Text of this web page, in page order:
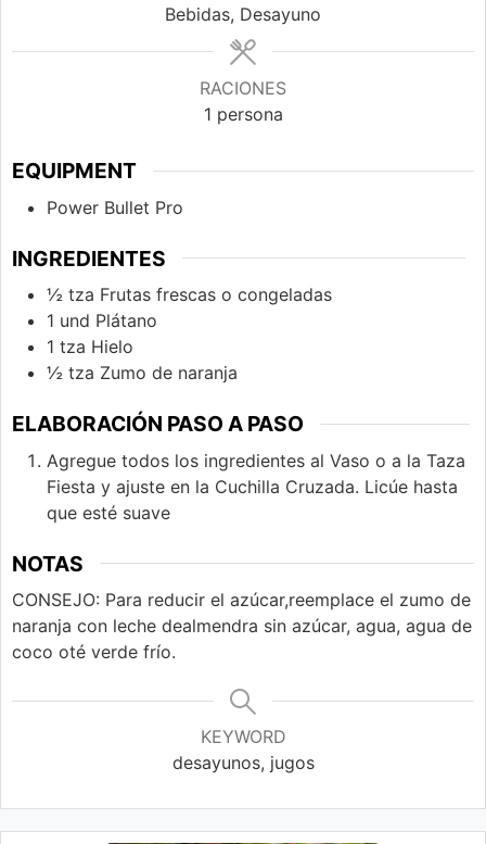
Bebidas, Desayuno
RACIONES
1 persona
EQUIPMENT
Power Bullet Pro
INGREDIENTES
½ tza Frutas frescas o congeladas
1 und Plátano
1 tza Hielo
½ tza Zumo de naranja
ELABORACIÓN PASO A PASO
Agregue todos los ingredientes al Vaso o a la Taza
Fiesta y ajuste en la Cuchilla Cruzada. Licúe hasta
que esté suave
NOTAS
CONSEJO: Para reducir el azúcar,reemplace el zumo de
naranja con leche dealmendra sin azúcar, agua, agua de
coco oté verde frío.
KEYWORD
desayunos, jugos